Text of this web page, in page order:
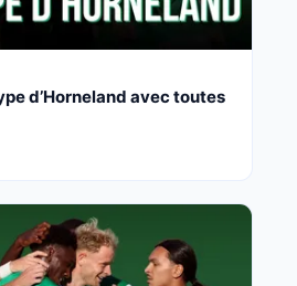
d’Horneland avec toutes